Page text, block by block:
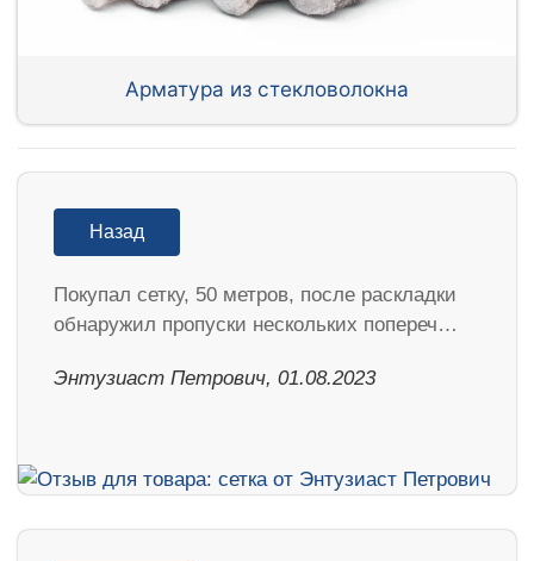
Арматура из стекловолокна
Назад
Покупал сетку, 50 метров, после раскладки
обнаружил пропуски нескольких попереч…
Энтузиаст Петрович, 01.08.2023